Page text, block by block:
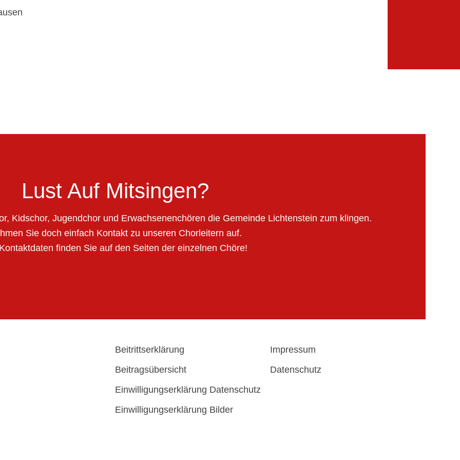
Lust Auf Mitsingen?
Kidschor, Jugendchor und Erwachsenenchören die Gemeinde Lichtenstein zum klingen.
Sie doch einfach Kontakt zu unseren Chorleitern auf.
finden Sie auf den Seiten der einzelnen Chöre!
Beitrittserklärung
Beitragsübersicht
Einwilligungserklärung Datenschutz
Einwilligungserklärung Bilder
Impressum
Datenschutz